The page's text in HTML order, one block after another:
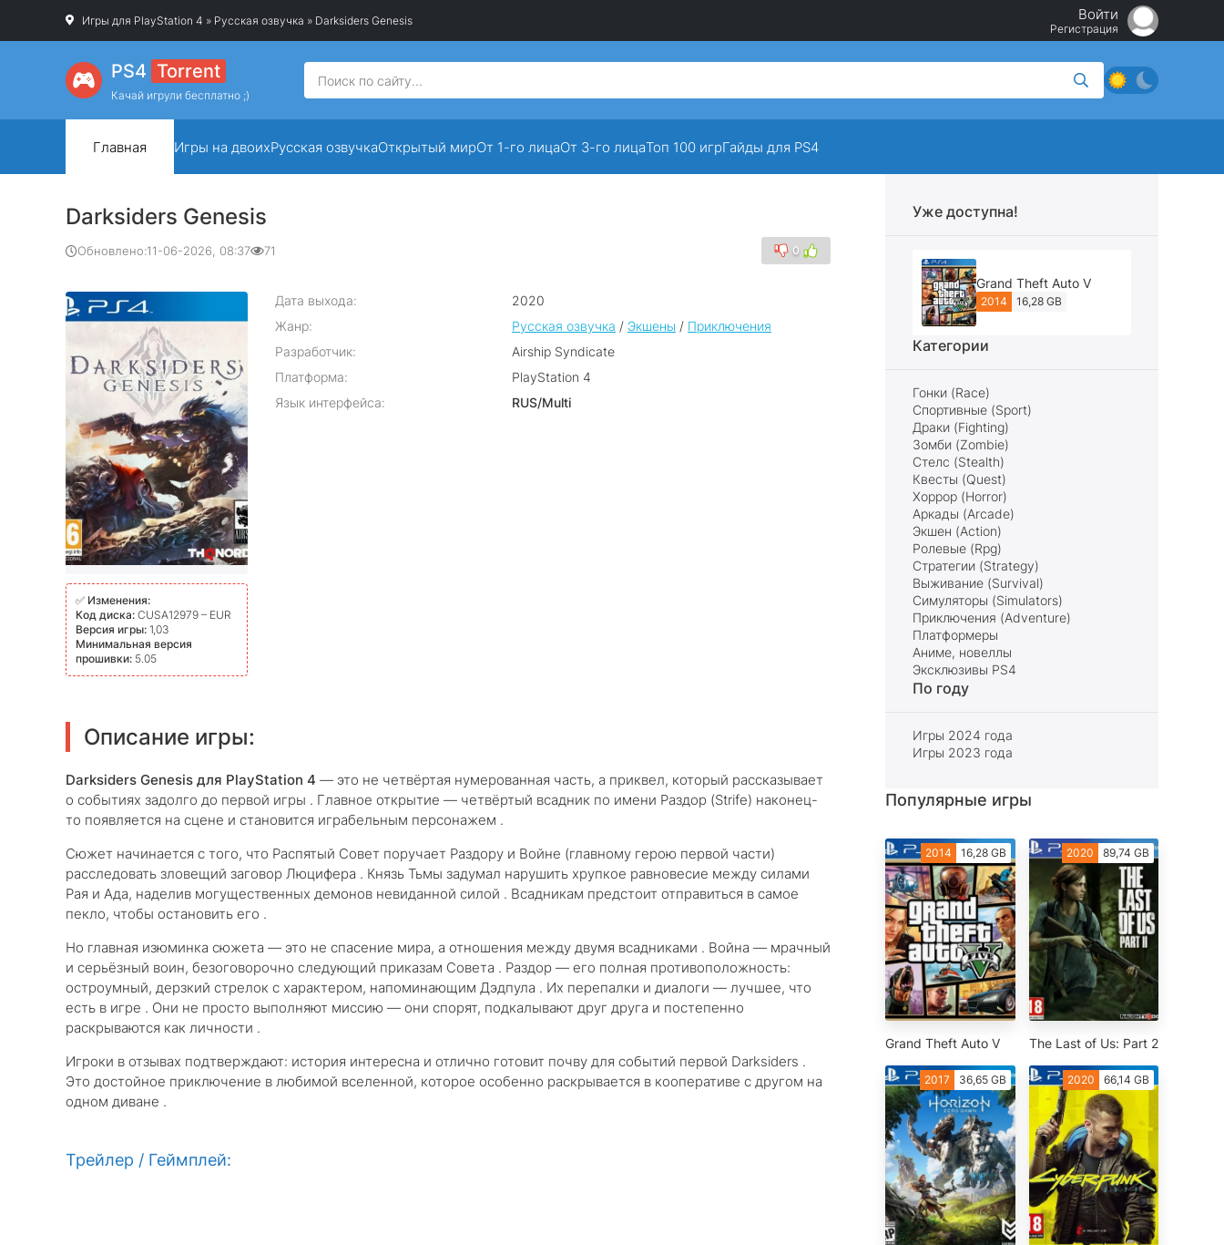
Игры для PlayStation 4 » Русская озвучка » Darksiders Genesis Войти
Регистрация
PS4 Torrent
Качай игрули бесплатно ;)
Главная Игры на двоихРусская озвучкаОткрытый мирОт 1-го лицаОт 3-го лицаТоп 100 игрГайды для PS4
Darksiders Genesis
Обновлено:11-06-2026, 08:37 71 0
✅ Изменения:
Код диска: CUSA12979 – EUR
Версия игры: 1,03
Минимальная версия
прошивки: 5.05
Дата выхода:
2020
Жанр:
Русская озвучка / Экшены / Приключения
Разработчик:
Airship Syndicate
Платформа:
PlayStation 4
Язык интерфейса:
RUS/Multi
Описание игры:
Darksiders Genesis для PlayStation 4 — это не четвёртая нумерованная часть, а приквел, который рассказывает
о событиях задолго до первой игры . Главное открытие — четвёртый всадник по имени Раздор (Strife) наконец-
то появляется на сцене и становится играбельным персонажем .
Сюжет начинается с того, что Распятый Совет поручает Раздору и Войне (главному герою первой части)
расследовать зловещий заговор Люцифера . Князь Тьмы задумал нарушить хрупкое равновесие между силами
Рая и Ада, наделив могущественных демонов невиданной силой . Всадникам предстоит отправиться в самое
пекло, чтобы остановить его .
Но главная изюминка сюжета — это не спасение мира, а отношения между двумя всадниками . Война — мрачный
и серьёзный воин, безоговорочно следующий приказам Совета . Раздор — его полная противоположность:
остроумный, дерзкий стрелок с характером, напоминающим Дэдпула . Их перепалки и диалоги — лучшее, что
есть в игре . Они не просто выполняют миссию — они спорят, подкалывают друг друга и постепенно
раскрываются как личности .
Игроки в отзывах подтверждают: история интересна и отлично готовит почву для событий первой Darksiders .
Это достойное приключение в любимой вселенной, которое особенно раскрывается в кооперативе с другом на
одном диване .
Трейлер / Геймплей:
Уже доступна!
Grand Theft Auto V
2014 16,28 GB
Категории
Гонки (Race)
Спортивные (Sport)
Драки (Fighting)
Зомби (Zombie)
Стелс (Stealth)
Квесты (Quest)
Хоррор (Horror)
Аркады (Arcade)
Экшен (Action)
Ролевые (Rpg)
Стратегии (Strategy)
Выживание (Survival)
Симуляторы (Simulators)
Приключения (Adventure)
Платформеры
Аниме, новеллы
Эксклюзивы PS4
По году
Игры 2024 года
Игры 2023 года
Популярные игры
2014 16,28 GB
Grand Theft Auto V
2020 89,74 GB
The Last of Us: Part 2
2017 36,65 GB 2020 66,14 GB